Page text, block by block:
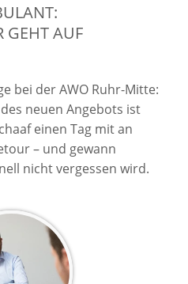
GEHT AUF
bei der AWO Ruhr-Mitte:
neuen Angebots ist
einen Tag mit an
– und gewann
nicht vergessen wird.